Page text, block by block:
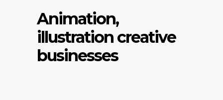
Animation,
illustration creative
businesses